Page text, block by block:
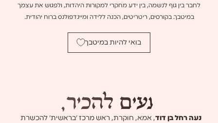
לחבר בין גוף לנשמה, בין ידע מחקרי למקורות היהדות, ולפגוש את עצמך
במיטבך. בקורסים, ריטריטים, הכנה ללידה ומיינדפולנס ברוח יהודית.
בואי להיות במיטבך
עים ל הכיר,
נעה רחל בן דוד, אמא, חוקרת, ראש מרכז 'בראשית' להכשרת